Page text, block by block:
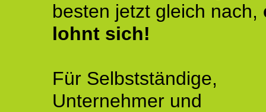
besten jetzt gleich nach,
lohnt sich!
Für Selbstständige,
Unternehmer und